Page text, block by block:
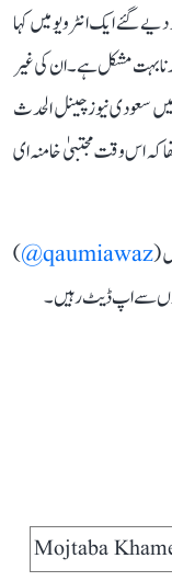
گئے ایک انٹرویو میں کہا
بہت مشکل ہے۔ ان کی غیر
سعودی نیوز چینل الحدث
کہ اس وقت مجتبیٰ خامنہ ای
(
qaumiawaz@
)
سے اپ ڈیٹ رہیں۔
Mojtaba